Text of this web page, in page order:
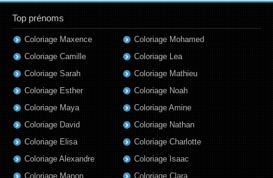
Top prénoms
Coloriage Maxence
Coloriage Camille
Coloriage Sarah
Coloriage Esther
Coloriage Maya
Coloriage David
Coloriage Elisa
Coloriage Alexandre
Coloriage Manon
Coloriage Mohamed
Coloriage Lea
Coloriage Mathieu
Coloriage Noah
Coloriage Amine
Coloriage Nathan
Coloriage Charlotte
Coloriage Isaac
Coloriage Clara